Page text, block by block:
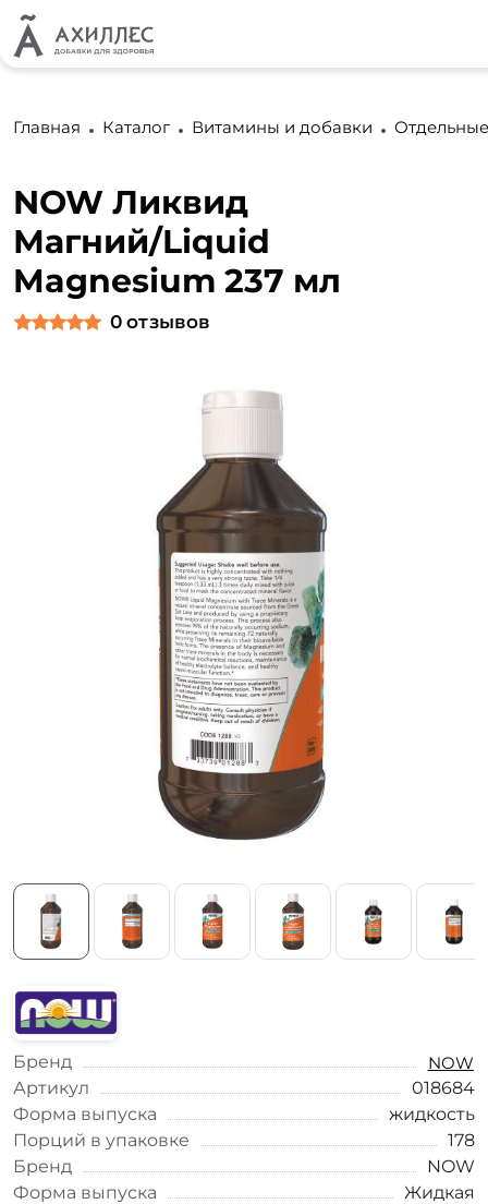
Главная Каталог Витамины и добавки
NOW Ликвид
Магний/Liquid
Magnesium 237 мл
0 отзывов
Бренд
NOW
Артикул
018684
Форма выпуска
жидкость
Порций в упаковке
178
Бренд
NOW
Форма выпуска
Жидкая